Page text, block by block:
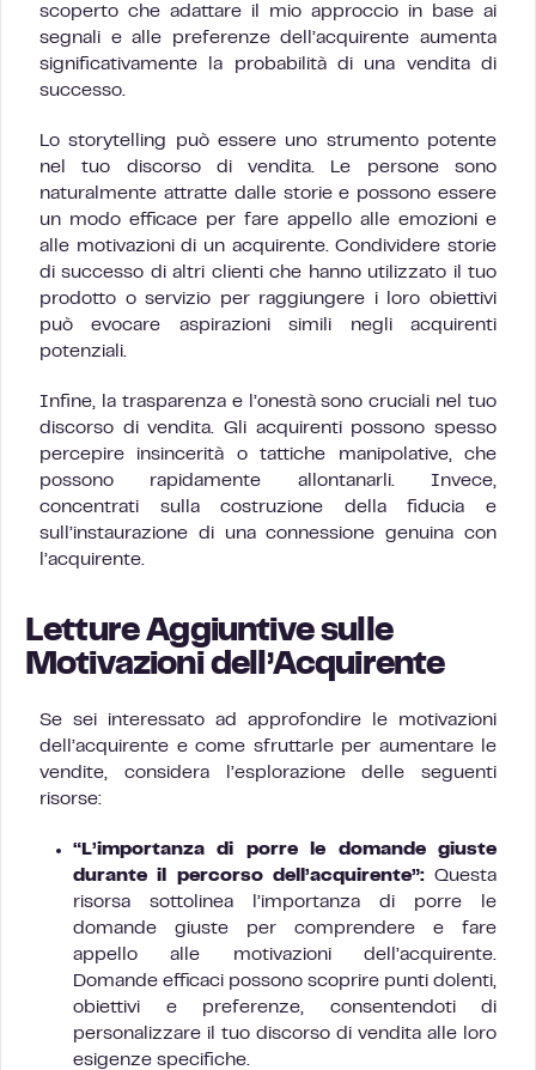
scoperto che adattare il mio approccio in base ai
segnali e alle preferenze dell’acquirente aumenta
significativamente la probabilità di una vendita di
successo.
Lo storytelling può essere uno strumento potente
nel tuo discorso di vendita. Le persone sono
naturalmente attratte dalle storie e possono essere
un modo efficace per fare appello alle emozioni e
alle motivazioni di un acquirente. Condividere storie
di successo di altri clienti che hanno utilizzato il tuo
prodotto o servizio per raggiungere i loro obiettivi
può evocare aspirazioni simili negli acquirenti
potenziali.
Infine, la trasparenza e l’onestà sono cruciali nel tuo
discorso di vendita. Gli acquirenti possono spesso
percepire insincerità o tattiche manipolative, che
possono rapidamente allontanarli. Invece,
concentrati sulla costruzione della fiducia e
sull’instaurazione di una connessione genuina con
l’acquirente.
Letture Aggiuntive sulle
Motivazioni dell’Acquirente
Se sei interessato ad approfondire le motivazioni
dell’acquirente e come sfruttarle per aumentare le
vendite, considera l’esplorazione delle seguenti
risorse:
“L’importanza di porre le domande giuste
durante il percorso dell’acquirente”:Questa
risorsa sottolinea l’importanza di porre le
domande giuste per comprendere e fare
appello alle motivazioni dell’acquirente.
Domande efficaci possono scoprire punti dolenti,
obiettivi e preferenze, consentendoti di
personalizzare il tuo discorso di vendita alle loro
esigenze specifiche.